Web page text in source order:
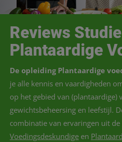
Reviews
Plantaardige
De opleiding Plantaardige
je alle kennis en vaardigheden
op het gebied van (plantaardige)
gewichtsbeheersing en leefstijl.
combinatie van ervaringen uit
Voedingsdeskundige en